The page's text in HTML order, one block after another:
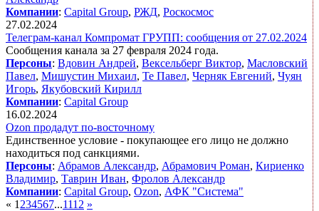
Компании: Capital Group, РЖД, Роскосмос
27.02.2024
Телеграм-канал Компромат ГРУПП: сообщения от 27.02.2024
Сообщения канала за 27 февраля 2024 года.
Персоны: Вдовин Андрей, Вексельберг Виктор, Масловский
Павел, Мишустин Михаил, Те Павел, Черняк Евгений, Чуян
Игорь, Якубовский Кирилл
Компании: Capital Group
16.02.2024
Ozon продадут по-восточному
Единственное условие - покупающее его лицо не должно
находиться под санкциями.
Персоны: Абрамов Александр, Абрамович Роман, Кириенко
Владимир, Таврин Иван, Фролов Александр
Компании: Capital Group, Ozon, АФК "Система"
« 1 234567...1112 »